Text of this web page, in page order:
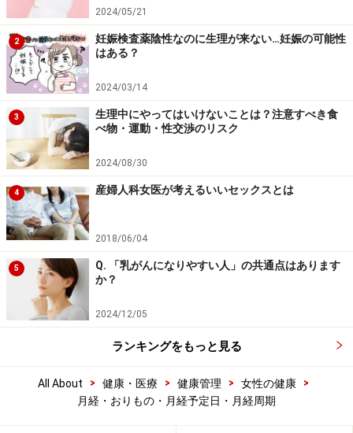
2024/05/21
2
妊娠検査薬陰性なのに生理が来ない…妊娠の可能性
はある？
2024/03/14
3
生理中にやってはいけないことは？注意すべき食
べ物・運動・性交渉のリスク
2024/08/30
4 産婦人科女医が考えるいいセックスとは
2018/06/04
5
Q. 「乳がんになりやすい人」の共通点はあります
か？
2024/12/05
ランキングをもっと見る
All About > 健康・医療 > 健康管理 > 女性の健康
>
月経・おりもの・月経予定日・月経周期